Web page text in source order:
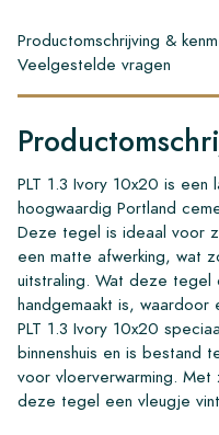
Productomschrijving &
Veelgestelde vragen
PLT 1.3 Ivory 10x20 is
hoogwaardig Portland
Deze tegel is ideaal voor
een matte afwerking, wat
uitstraling. Wat deze
handgemaakt is, waardoor
PLT 1.3 Ivory 10x20
binnenshuis en is bestand
voor vloerverwarming. Met
deze tegel een vleugje